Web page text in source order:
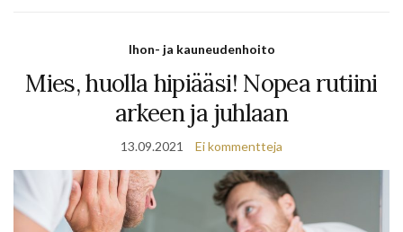
Ihon- ja kauneudenhoito
Mies, huolla hipiääsi! Nopea rutiini
arkeen ja juhlaan
13.09.2021 Ei kommentteja